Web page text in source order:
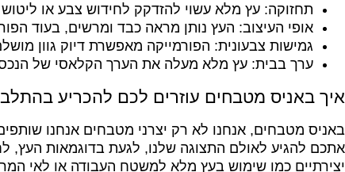
תחזוקה: עץ מלא עשוי להזדקק לחידוש צבע או
אופי העיצוב: העץ נותן מראה כבד ומרשים, בעוד
גמישות צבעונית: הפורמייקה מאפשרת דיוק גוון
ערך בבית: עץ מלא מעלה את הערך הקלאסי של
איך באניס מטבחים עוזרים לכם להכריע
באניס מטבחים, אנחנו לא רק יצרני מטבחים אנחנו
אתכם להגיע לאולם התצוגה שלנו, לגעת בדוגמאות העץ,
יצירתיים כמו שימוש בעץ מלא למשטח העבודה או לאי